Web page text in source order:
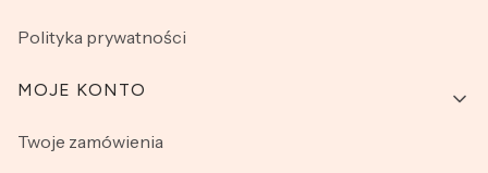
Polityka prywatności
MOJE KONTO
Twoje zamówienia